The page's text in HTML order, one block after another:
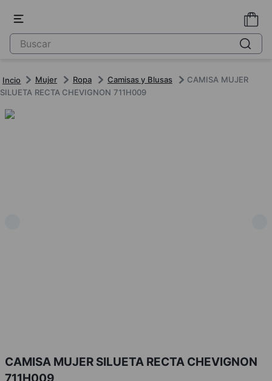
Mujer Ropa Camisas y Blusas
CAMISA MUJER
SILUETA RECTA CHEVIGNON 711H009
CAMISA MUJER SILUETA RECTA CHEVIGNON